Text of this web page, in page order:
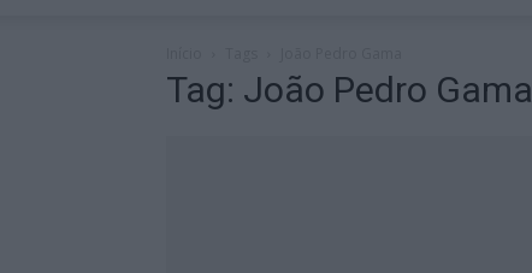
Tag: João Pedro Gama